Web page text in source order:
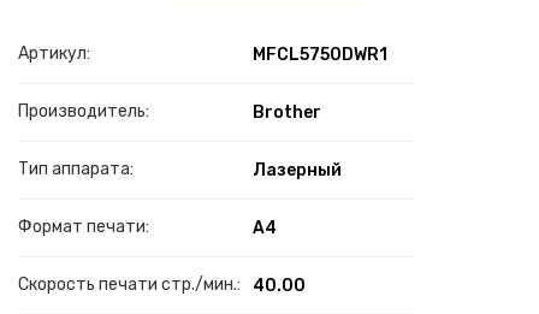
Артикул: MFCL5750DWR1
Производитель: Brother
Тип аппарата: Лазерный
Формат печати: A4
Скорость печати стр./мин.: 40.00